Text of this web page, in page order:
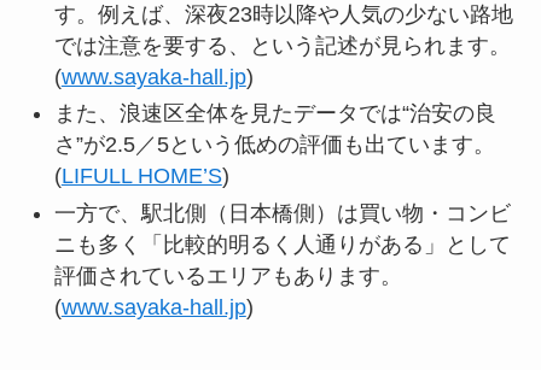
す。例えば、深夜23時以降や人気の少ない路地
では注意を要する、という記述が見られます。
(www.sayaka-hall.jp)
また、浪速区全体を見たデータでは“治安の良
さ”が2.5／5という低めの評価も出ています。
(LIFULL HOME’S)
一方で、駅北側（日本橋側）は買い物・コンビ
ニも多く「比較的明るく人通りがある」として
評価されているエリアもあります。
(www.sayaka-hall.jp)